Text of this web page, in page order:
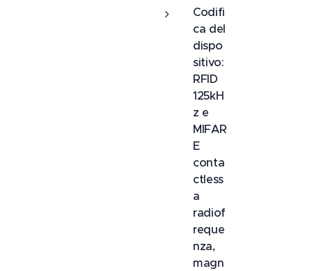
Codifi
ca del
dispo
sitivo:
RFID
125kH
z e
MIFAR
E
conta
ctless
a
radiof
reque
nza,
magn